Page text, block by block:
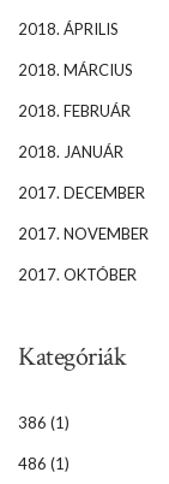
2018. ÁPRILIS
2018. MÁRCIUS
2018. FEBRUÁR
2018. JANUÁR
2017. DECEMBER
2017. NOVEMBER
2017. OKTÓBER
Kategóriák
386 (1)
486 (1)